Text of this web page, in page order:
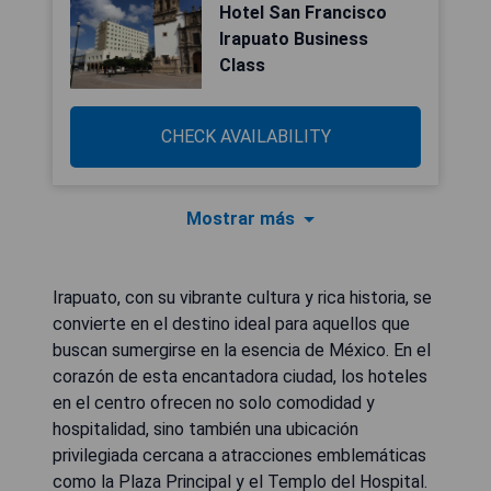
Hotel San Francisco
Irapuato Business
Class
CHECK AVAILABILITY
Mostrar más
Irapuato, con su vibrante cultura y rica historia, se
convierte en el destino ideal para aquellos que
buscan sumergirse en la esencia de México. En el
corazón de esta encantadora ciudad, los hoteles
en el centro ofrecen no solo comodidad y
hospitalidad, sino también una ubicación
privilegiada cercana a atracciones emblemáticas
como la Plaza Principal y el Templo del Hospital.